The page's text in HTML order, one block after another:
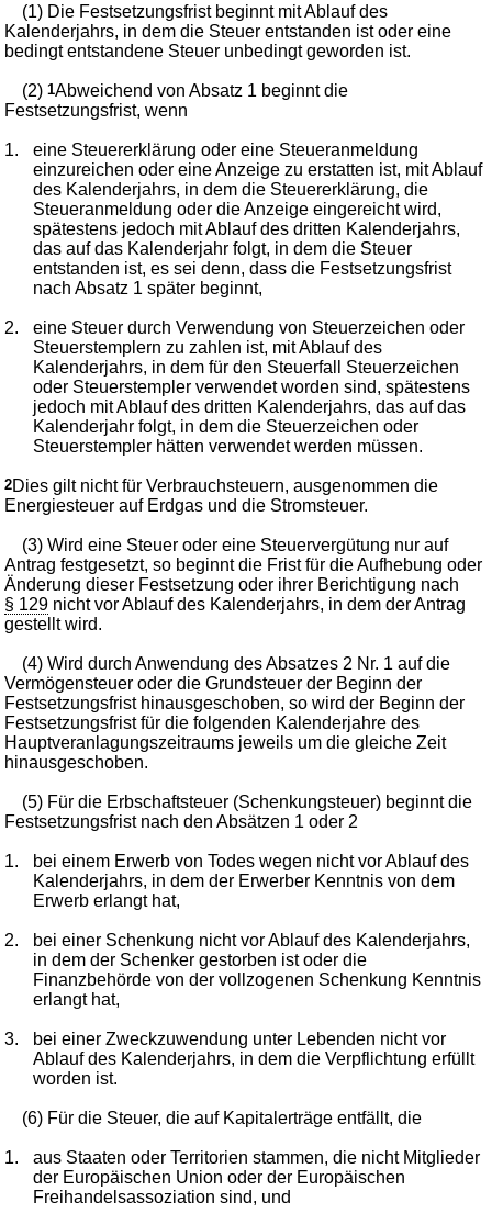
(1) Die Festsetzungsfrist beginnt mit Ablauf des
Kalenderjahrs, in dem die Steuer entstanden ist oder eine
bedingt entstandene Steuer unbedingt geworden ist.
(2)1Abweichend von Absatz 1 beginnt die
Festsetzungsfrist, wenn
1.
eine Steuererklärung oder eine Steueranmeldung
einzureichen oder eine Anzeige zu erstatten ist, mit Ablauf
des Kalenderjahrs, in dem die Steuererklärung, die
Steueranmeldung oder die Anzeige eingereicht wird,
spätestens jedoch mit Ablauf des dritten Kalenderjahrs,
das auf das Kalenderjahr folgt, in dem die Steuer
entstanden ist, es sei denn, dass die Festsetzungsfrist
nach Absatz 1 später beginnt,
2.
eine Steuer durch Verwendung von Steuerzeichen oder
Steuerstemplern zu zahlen ist, mit Ablauf des
Kalenderjahrs, in dem für den Steuerfall Steuerzeichen
oder Steuerstempler verwendet worden sind, spätestens
jedoch mit Ablauf des dritten Kalenderjahrs, das auf das
Kalenderjahr folgt, in dem die Steuerzeichen oder
Steuerstempler hätten verwendet werden müssen.
2Dies gilt nicht für Verbrauchsteuern, ausgenommen die
Energiesteuer auf Erdgas und die Stromsteuer.
(3) Wird eine Steuer oder eine Steuervergütung nur auf
Antrag festgesetzt, so beginnt die Frist für die Aufhebung oder
Änderung dieser Festsetzung oder ihrer Berichtigung nach
§ 129 nicht vor Ablauf des Kalenderjahrs, in dem der Antrag
gestellt wird.
(4) Wird durch Anwendung des Absatzes 2 Nr. 1 auf die
Vermögensteuer oder die Grundsteuer der Beginn der
Festsetzungsfrist hinausgeschoben, so wird der Beginn der
Festsetzungsfrist für die folgenden Kalenderjahre des
Hauptveranlagungszeitraums jeweils um die gleiche Zeit
hinausgeschoben.
(5) Für die Erbschaftsteuer (Schenkungsteuer) beginnt die
Festsetzungsfrist nach den Absätzen 1 oder 2
1.
bei einem Erwerb von Todes wegen nicht vor Ablauf des
Kalenderjahrs, in dem der Erwerber Kenntnis von dem
Erwerb erlangt hat,
2.
bei einer Schenkung nicht vor Ablauf des Kalenderjahrs,
in dem der Schenker gestorben ist oder die
Finanzbehörde von der vollzogenen Schenkung Kenntnis
erlangt hat,
3.
bei einer Zweckzuwendung unter Lebenden nicht vor
Ablauf des Kalenderjahrs, in dem die Verpflichtung erfüllt
worden ist.
(6) Für die Steuer, die auf Kapitalerträge entfällt, die
1.
aus Staaten oder Territorien stammen, die nicht Mitglieder
der Europäischen Union oder der Europäischen
Freihandelsassoziation sind, und